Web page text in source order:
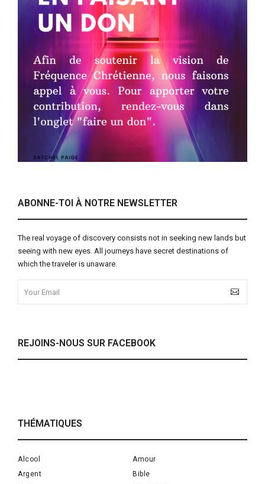
ABONNE-TOI À NOTRE NEWSLETTER
The real voyage of discovery consists not in seeking new lands but
seeing with new eyes. All journeys have secret destinations of
which the traveler is unaware.
REJOINS-NOUS SUR FACEBOOK
THÉMATIQUES
Alcool
Amour
Argent
Bible